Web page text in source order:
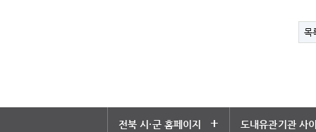
목
전북 시·군 홈페이지 + 도내유관기관